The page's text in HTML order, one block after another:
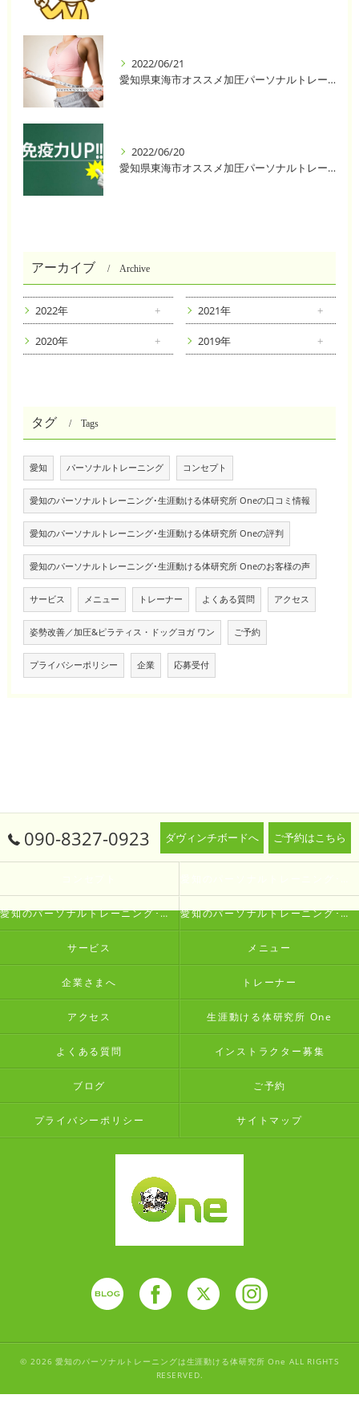
2022/06/21
愛知県東海市オススメ加圧パーソナルトレーニングジム One❣️
2022/06/20
愛知県東海市オススメ加圧パーソナルトレーニングジム One❣️
アーカイブ Archive
2022年 2021年
2020年 2019年
タグ Tags
愛知 パーソナルトレーニング コンセプト
愛知のパーソナルトレーニング･生涯動ける体研究所 Oneの口コミ情報
愛知のパーソナルトレーニング･生涯動ける体研究所 Oneの評判
愛知のパーソナルトレーニング･生涯動ける体研究所 Oneのお客様の声
サービス メニュー トレーナー よくある質問 アクセス
姿勢改善／加圧&ピラティス・ドッグヨガ ワン ご予約
プライバシーポリシー 企業 応募受付
090-8327-0923 ダヴィンチボードへ ご予約はこちら
愛知のパーソナルトレーニング･生涯動ける体研究所 Oneの評判 愛知のパーソナルトレーニング･生涯動ける体研究所 Oneのお客様の声
サービス メニュー
企業さまへ トレーナー
アクセス 生涯動ける体研究所 One
よくある質問 インストラクター募集
ブログ ご予約
プライバシーポリシー サイトマップ
© 2026 愛知のパーソナルトレーニングは生涯動ける体研究所 One ALL RIGHTS
RESERVED.